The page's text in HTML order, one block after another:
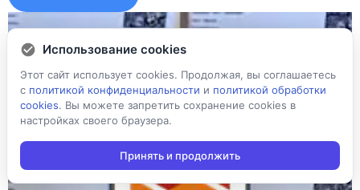
Использование cookies
Этот сайт использует cookies. Продолжая, вы соглашаетесь
с политикой конфиденциальности и политикой обработки
cookies. Вы можете запретить сохранение cookies в
настройках своего браузера.
Принять и продолжить